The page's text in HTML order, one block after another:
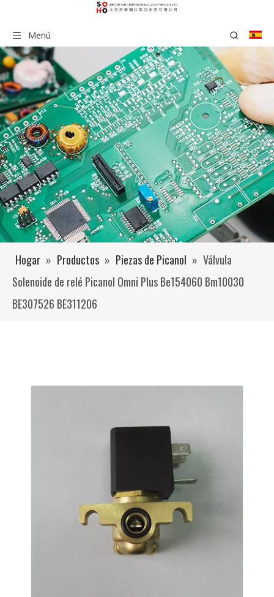
Menú
Hogar » Productos » Piezas de Picanol » Válvula
Solenoide de relé Picanol Omni Plus Be154060 Bm10030
BE307526 BE311206